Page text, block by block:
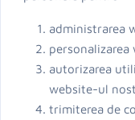
administrarea
autorizarea
website-ul
trimiterea de